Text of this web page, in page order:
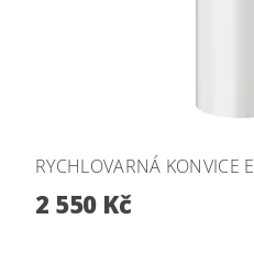
RYCHLOVARNÁ KONVICE
2 550 Kč